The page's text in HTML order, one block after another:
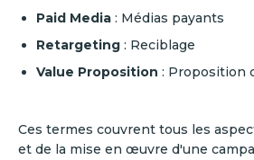
Paid Media : Médias payants
Retargeting : Reciblage
Value Proposition : Proposition
Ces termes couvrent tous les
et de la mise en œuvre d'une